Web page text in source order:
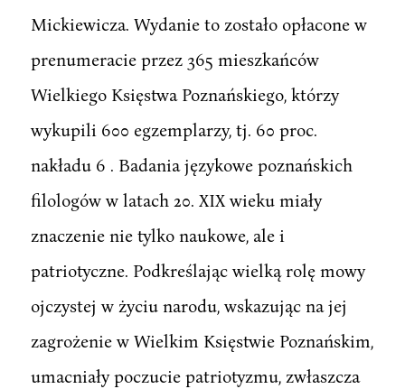
Mickiewicza. Wydanie to zostało opłacone w
prenumeracie przez 365 mieszkańców
Wielkiego Księstwa Poznańskiego, którzy
wykupili 600 egzemplarzy, tj. 60 proc.
nakładu 6 . Badania językowe poznańskich
filologów w latach 20. XIX wieku miały
znaczenie nie tylko naukowe, ale i
patriotyczne. Podkreślając wielką rolę mowy
ojczystej w życiu narodu, wskazując na jej
zagrożenie w Wielkim Księstwie Poznańskim,
umacniały poczucie patriotyzmu, zwłaszcza